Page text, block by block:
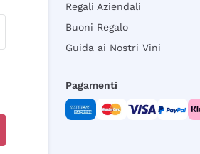
Regali Aziendali
Buoni Regalo
Guida ai Nostri Vini
Pagamenti